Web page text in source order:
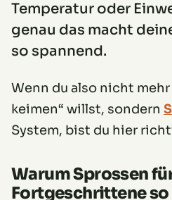
Temperatur oder
genau das macht
so spannend.
Wenn du also nicht
keimen“ willst, sondern
System, bist du hier
Warum Sprossen
Fortgeschrittene